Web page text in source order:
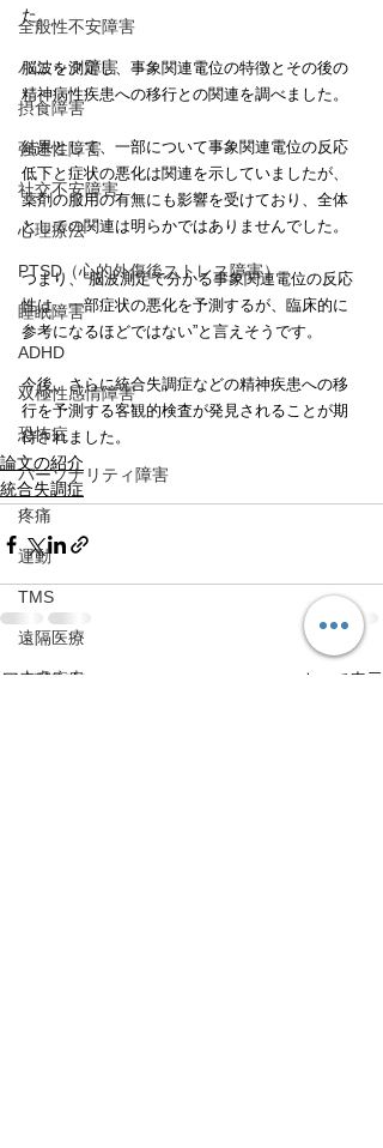
全般性不安障害
パニック障害
摂食障害
強迫性障害
社交不安障害
心理療法
PTSD（心的外傷後ストレス障害）
睡眠障害
ADHD
双極性感情障害
恐怖症
パーソナリティ障害
疼痛
運動
TMS
遠隔医療
皮膚疾患
た。
脳波を測定し、事象関連電位の特徴とその後の
精神病性疾患への移行との関連を調べました。
結果として、一部について事象関連電位の反応
低下と症状の悪化は関連を示していましたが、
薬剤の服用の有無にも影響を受けており、全体
としての関連は明らかではありませんでした。
つまり、“脳波測定で分かる事象関連電位の反応
性は、一部症状の悪化を予測するが、臨床的に
参考になるほどではない”と言えそうです。
今後、さらに統合失調症などの精神疾患への移
行を予測する客観的検査が発見されることが期
待されました。
論文の紹介
統合失調症
すべて表示